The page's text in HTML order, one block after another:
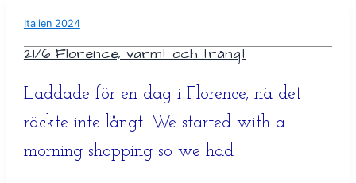
Italien 2024
21/6 Florence, varmt och trångt
Laddade för en dag i Florence, nä det
räckte inte långt. We started with a
morning shopping so we had